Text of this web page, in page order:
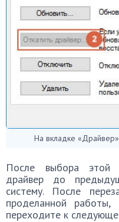
На вкладке
После выбора этой
драйвер до
систему. После
проделанной
переходите к